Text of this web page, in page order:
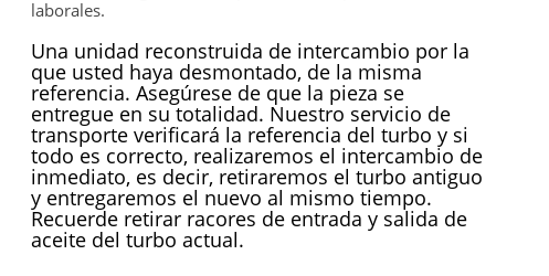
laborales.
Una unidad reconstruida de intercambio por la
que usted haya desmontado, de la misma
referencia. Asegúrese de que la pieza se
entregue en su totalidad. Nuestro servicio de
transporte verificará la referencia del turbo y si
todo es correcto, realizaremos el intercambio de
inmediato, es decir, retiraremos el turbo antiguo
y entregaremos el nuevo al mismo tiempo.
Recuerde retirar racores de entrada y salida de
aceite del turbo actual.